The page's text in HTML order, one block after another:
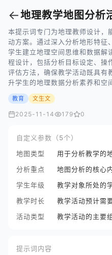
←地理教学地图分析
本提示词专门为地理教师设计，
动方案。通过深入分析地形特征
学生建立地理空间思维和数据解
程设计，包括分析目标设定、操
评估方法，确保教学活动既具有
升学生的地理数据分析素养和空
教育 文生文
2025-11-14 179 0
自定义参数（5个）
地图类型
用于分析教学的
分析重点
地图分析的核心
学生年级
教学对象所处的
教学时长
教学活动预计需
活动类型
教学活动的主要
提示词内容